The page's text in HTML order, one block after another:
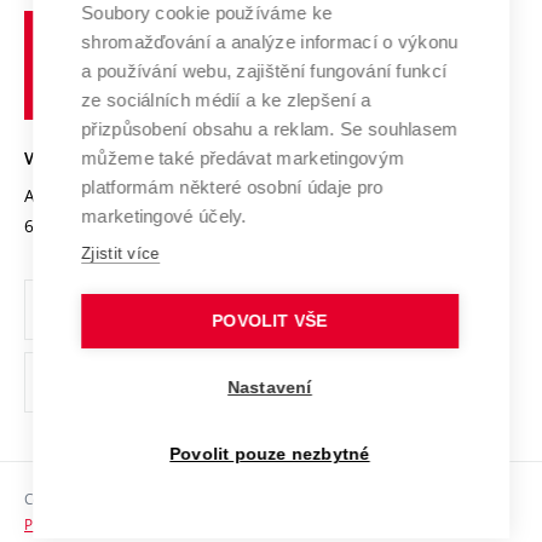
Výzkumné infrastruktury
Transfer znalostí
Open Science
Projekty
Projekty ze strukturálních fondů
Specifický výzkum
Spolupráce se školami
Služby univerzity
Mezinárodní dohody
Univerzitní sítě
Udržitelná univerzita
Podnikavá univerzita / ContriBUTe
Bezpečná univerzita
Vyznamenání
Organizační struktura
Ochrana osobních údajů
odkaz)
Sociální bezpečí
učení
technické
VYSOKÉ UČENÍ TECHNICKÉ V BRNĚ
Antonínská 548/1
602 00 Brno
www.vut.cz
vut@vutbr.cz
Copyright © 2026 VUT
Prohlášení o přístupnosti
Soubory cookie používáme ke
shromažďování a analýze informací o výkonu
a používání webu, zajištění fungování funkcí
ze sociálních médií a ke zlepšení a
přizpůsobení obsahu a reklam. Se souhlasem
můžeme také předávat marketingovým
platformám některé osobní údaje pro
marketingové účely.
Zjistit více
POVOLIT VŠE
Nastavení
Povolit pouze nezbytné